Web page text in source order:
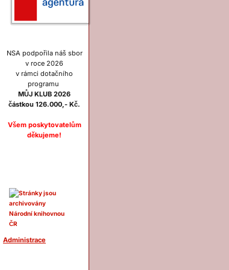
NSA podpořila náš sbor
v roce 2026
v rámci dotačního
programu
MŮJ KLUB 2026
částkou 126.000,- Kč.
Všem poskytovatelům
děkujeme!
Administrace